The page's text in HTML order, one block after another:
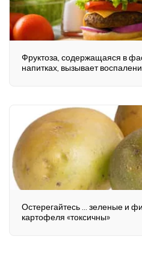
Фруктоза, содержащаяся в
напитках, вызывает
Остерегайтесь ... зеленые и
картофеля «токсичны»